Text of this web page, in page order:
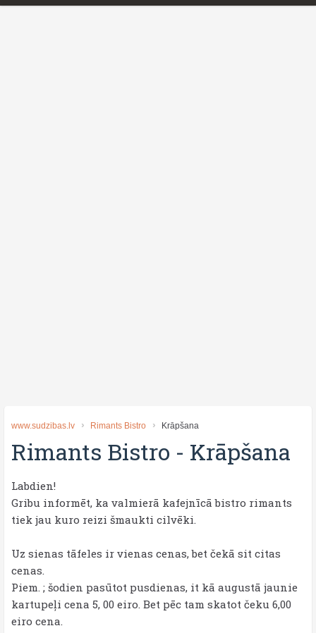
www.sudzibas.lv Rimants Bistro Krāpšana
Rimants Bistro - Krāpšana
Labdien!
Gribu informēt, ka valmierā kafejnīcā bistro rimants
tiek jau kuro reizi šmaukti cilvēki.
Uz sienas tāfeles ir vienas cenas, bet čekā sit citas
cenas.
Piem. ; šodien pasūtot pusdienas, it kā augustā jaunie
kartupeļi cena 5, 00 eiro. Bet pēc tam skatot čeku 6,00
eiro cena.